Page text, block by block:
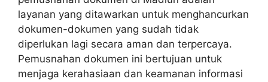
layanan yang ditawarkan untuk menghancurkan
dokumen-dokumen yang sudah tidak
diperlukan lagi secara aman dan terpercaya.
Pemusnahan dokumen ini bertujuan untuk
menjaga kerahasiaan dan keamanan informasi